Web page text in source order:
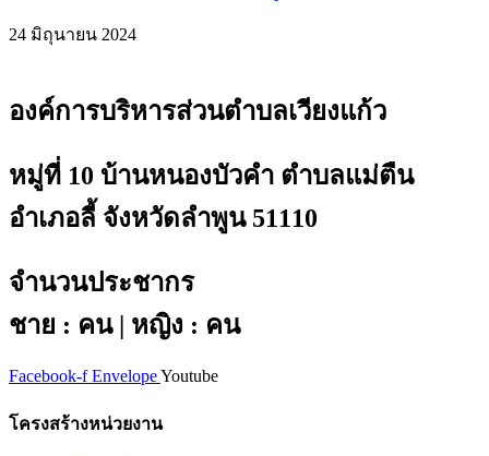
24 มิถุนายน 2024
องค์การบริหารส่วนตำบลเวียงแก้ว
หมู่ที่ 10 บ้านหนองบัวคำ ตำบลแม่ตืน
อำเภอลี้ จังหวัดลำพูน 51110
จำนวนประชากร
ชาย : คน | หญิง : คน
Facebook-f EnvelopeYoutube
โครงสร้างหน่วยงาน